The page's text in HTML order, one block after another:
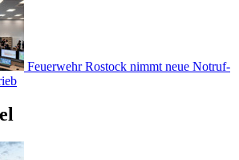
Feuerwehr Rostock nimmt neue Notruf-